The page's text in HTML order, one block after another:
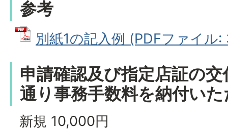
参考
別紙1の記入例 (PDFファイル
申請確認及び指定店証の
通り事務手数料を納付い
新規 10,000円